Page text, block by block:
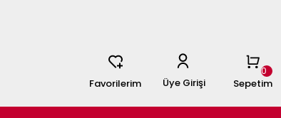
Sepetim
0
Favorilerim
Üye Girişi